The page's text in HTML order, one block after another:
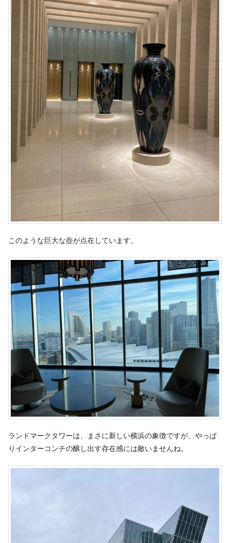
このような巨大な壺が点在しています。
ランドマークタワーは、まさに新しい横浜の象徴ですが、やっぱ
りインターコンチの醸し出す存在感には敵いませんね。